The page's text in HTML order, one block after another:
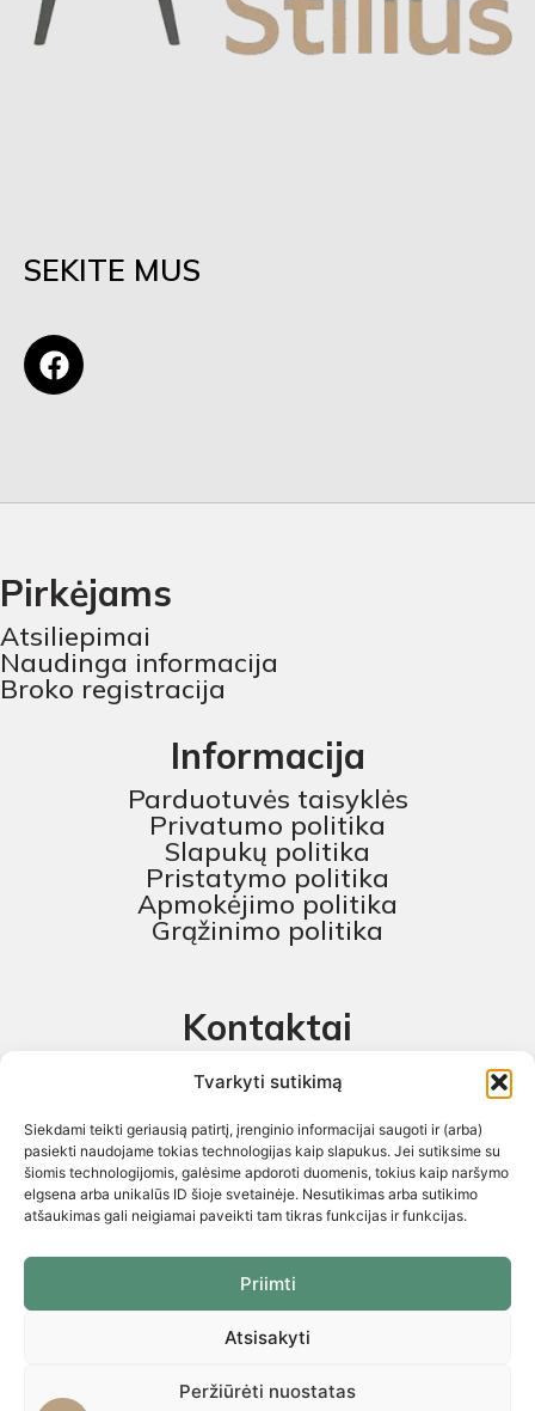
Tvarkyti sutikimą
Siekdami teikti geriausią patirtį, įrenginio informacijai saugoti ir (arba)
pasiekti naudojame tokias technologijas kaip slapukus. Jei sutiksime su
šiomis technologijomis, galėsime apdoroti duomenis, tokius kaip naršymo
elgsena arba unikalūs ID šioje svetainėje. Nesutikimas arba sutikimo
atšaukimas gali neigiamai paveikti tam tikras funkcijas ir funkcijas.
Priimti
Atsisakyti
Peržiūrėti nuostatas
SEKITE MUS
Pirkėjams
Atsiliepimai
Naudinga informacija
Broko registracija
Informacija
Parduotuvės taisyklės
Privatumo politika
Slapukų politika
Pristatymo politika
Apmokėjimo politika
Grąžinimo politika
Kontaktai
pagalba@baldustilius.lt
I-V : 10:00 iki 16:00
Visos teisės saugomos 2026 © „Skaitmeninis projektas“ ©
griežtai draudžiama